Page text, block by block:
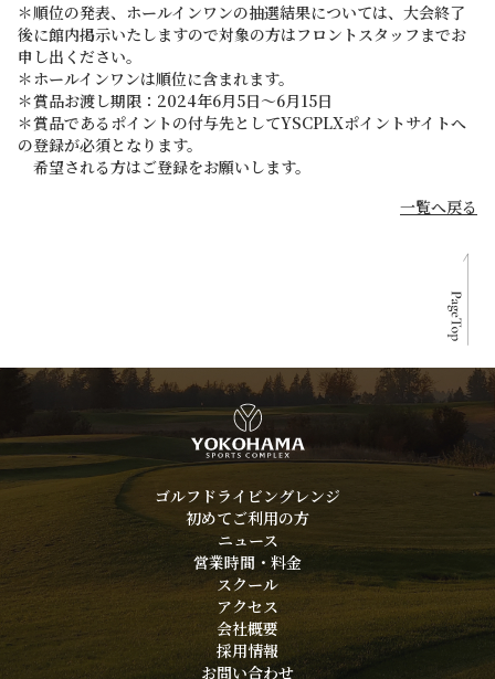
＊順位の発表、ホールインワンの抽選結果については、大会終了
後に館内掲示いたしますので対象の方はフロントスタッフまでお
申し出ください。
＊ホールインワンは順位に含まれます。
＊賞品お渡し期限：2024年6月5日～6月15日
＊賞品であるポイントの付与先としてYSCPLXポイントサイトへ
の登録が必須となります。
希望される方はご登録をお願いします。
一覧へ戻る
ゴルフドライビングレンジ
初めてご利用の方
ニュース
営業時間・料金
スクール
アクセス
会社概要
採用情報
お問い合わせ